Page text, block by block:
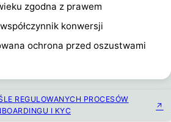
zgodna z prawem
konwersji
ochrona przed oszustwami
REGULOWANYCH PROCESÓW
I KYC